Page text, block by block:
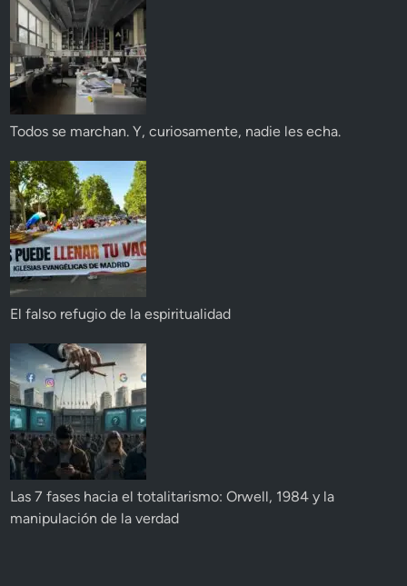
Todos se marchan. Y, curiosamente, nadie les echa.
El falso refugio de la espiritualidad
Las 7 fases hacia el totalitarismo: Orwell, 1984 y la
manipulación de la verdad